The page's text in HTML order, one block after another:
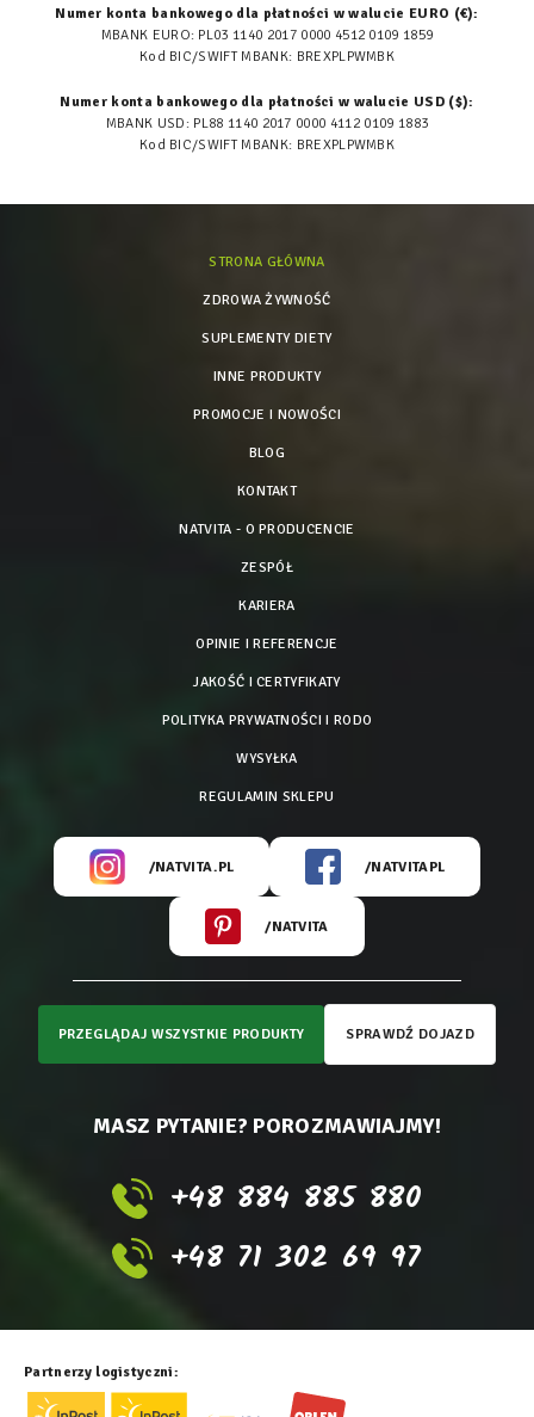
Numer konta bankowego dla płatności w walucie EURO (€):
MBANK EURO: PL03 1140 2017 0000 4512 0109 1859
Kod BIC/SWIFT MBANK: BREXPLPWMBK
Numer konta bankowego dla płatności w walucie USD ($):
MBANK USD: PL88 1140 2017 0000 4112 0109 1883
Kod BIC/SWIFT MBANK: BREXPLPWMBK
STRONA GŁÓWNA
ZDROWA ŻYWNOŚĆ
SUPLEMENTY DIETY
INNE PRODUKTY
PROMOCJE I NOWOŚCI
BLOG
KONTAKT
NATVITA - O PRODUCENCIE
ZESPÓŁ
KARIERA
OPINIE I REFERENCJE
JAKOŚĆ I CERTYFIKATY
POLITYKA PRYWATNOŚCI I RODO
WYSYŁKA
REGULAMIN SKLEPU
/NATVITA.PL /NATVITAPL
/NATVITA
PRZEGLĄDAJ WSZYSTKIE PRODUKTY SPRAWDŹ DOJAZD
MASZ PYTANIE? POROZMAWIAJMY!
+48 884 885 880
+48 71 302 69 97
Partnerzy logistyczni: